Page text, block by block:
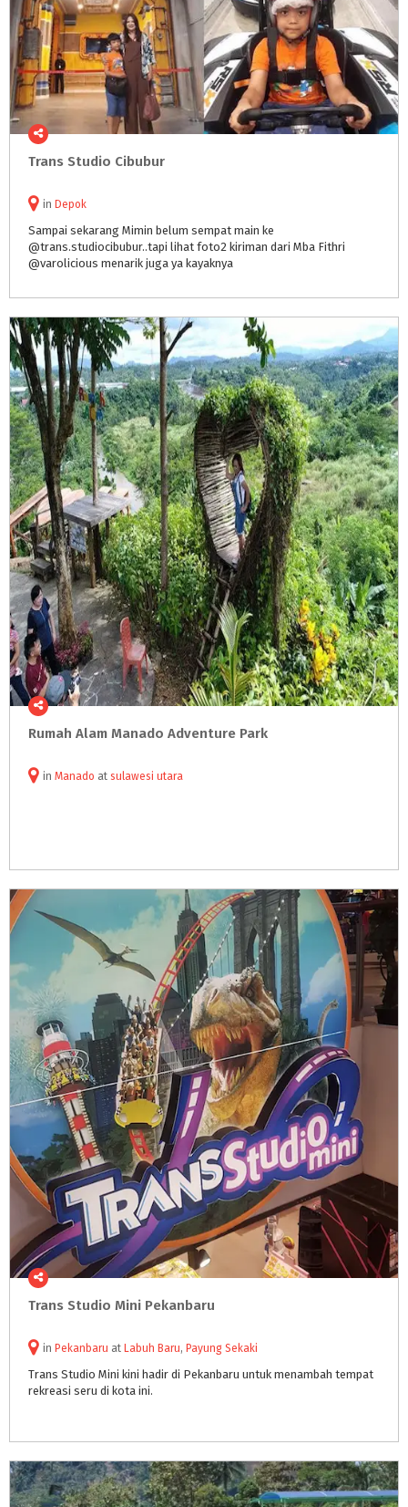
Trans Studio Cibubur
in Depok
Sampai sekarang Mimin belum sempat main ke
@trans.studiocibubur..tapi lihat foto2 kiriman dari Mba Fithri
@varolicious menarik juga ya kayaknya
Rumah Alam Manado Adventure Park
in Manado at sulawesi utara
Trans Studio Mini Pekanbaru
in Pekanbaru at Labuh Baru, Payung Sekaki
Trans Studio Mini kini hadir di Pekanbaru untuk menambah tempat
rekreasi seru di kota ini.